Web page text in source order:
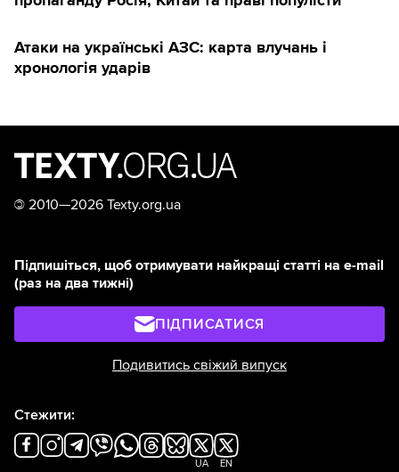
Атаки на українські АЗС: карта влучань і
хронологія ударів
© 2010—2026 Texty.org.ua
Підпишіться, щоб отримувати найкращі статті на e-mail
(раз на два тижні)
ПІДПИСАТИСЯ
Подивитись свіжий випуск
Стежити:
UA EN